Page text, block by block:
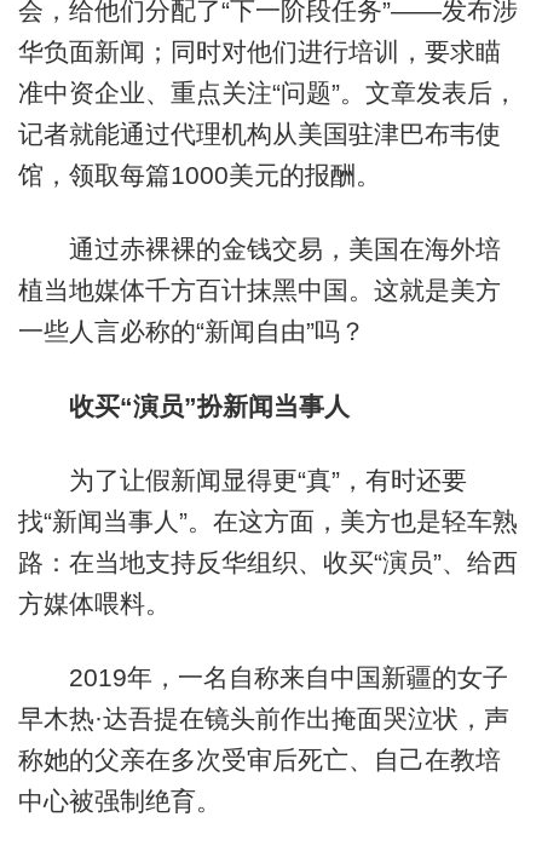
会，给他们分配了“下一阶段任务”——发布涉
华负面新闻；同时对他们进行培训，要求瞄
准中资企业、重点关注“问题”。文章发表后，
记者就能通过代理机构从美国驻津巴布韦使
馆，领取每篇1000美元的报酬。
通过赤裸裸的金钱交易，美国在海外培
植当地媒体千方百计抹黑中国。这就是美方
一些人言必称的“新闻自由”吗？
收买“演员”扮新闻当事人
为了让假新闻显得更“真”，有时还要
找“新闻当事人”。在这方面，美方也是轻车熟
路：在当地支持反华组织、收买“演员”、给西
方媒体喂料。
2019年，一名自称来自中国新疆的女子
早木热·达吾提在镜头前作出掩面哭泣状，声
称她的父亲在多次受审后死亡、自己在教培
中心被强制绝育。